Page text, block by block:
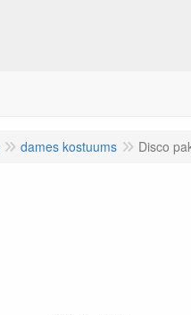
dames kostuums Disco